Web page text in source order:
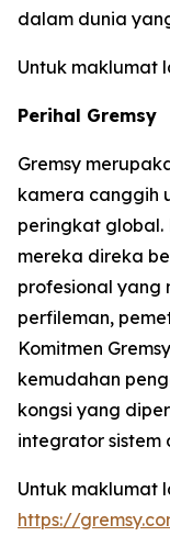
dalam dunia
Untuk maklumat
Perihal Gremsy
Gremsy
kamera canggih
peringkat global.
mereka direka
profesional yang
perfileman,
Komitmen
kemudahan
kongsi yang
integrator sistem
Untuk maklumat
https://